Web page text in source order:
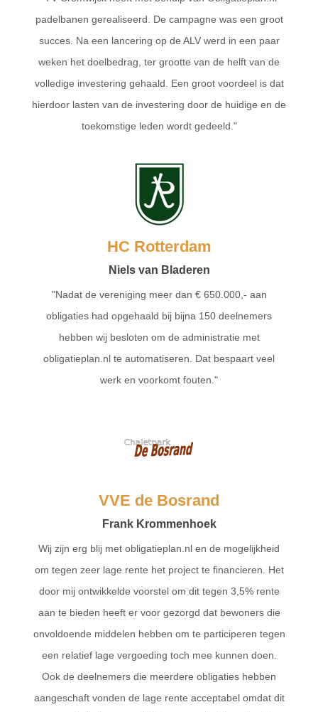
padelbanen gerealiseerd. De campagne was een groot
succes. Na een lancering op de ALV werd in een paar
weken het doelbedrag, ter grootte van de helft van de
volledige investering gehaald. Een groot voordeel is dat
hierdoor lasten van de investering door de huidige en de
toekomstige leden wordt gedeeld."
HC Rotterdam
Niels van Bladeren
"Nadat de vereniging meer dan € 650.000,- aan
obligaties had opgehaald bij bijna 150 deelnemers
hebben wij besloten om de administratie met
obligatieplan.nl te automatiseren. Dat bespaart veel
werk en voorkomt fouten."
VVE de Bosrand
Frank Krommenhoek
Wij zijn erg blij met obligatieplan.nl en de mogelijkheid
om tegen zeer lage rente het project te financieren. Het
door mij ontwikkelde voorstel om dit tegen 3,5% rente
aan te bieden heeft er voor gezorgd dat bewoners die
onvoldoende middelen hebben om te participeren tegen
een relatief lage vergoeding toch mee kunnen doen.
Ook de deelnemers die meerdere obligaties hebben
aangeschaft vonden de lage rente acceptabel omdat dit